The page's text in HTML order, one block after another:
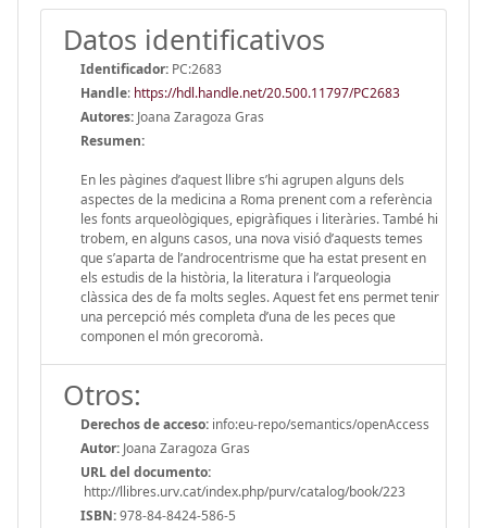
Datos identificativos
Identificador: PC:2683
Handle: https://hdl.handle.net/20.500.11797/PC2683
Autores: Joana Zaragoza Gras
Resumen:
En les pàgines d’aquest llibre s’hi agrupen alguns dels
aspectes de la medicina a Roma prenent com a referència
les fonts arqueològiques, epigràfiques i literàries. També hi
trobem, en alguns casos, una nova visió d’aquests temes
que s’aparta de l’androcentrisme que ha estat present en
els estudis de la història, la literatura i l’arqueologia
clàssica des de fa molts segles. Aquest fet ens permet tenir
una percepció més completa d’una de les peces que
componen el món grecoromà.
Otros:
Derechos de acceso: info:eu-repo/semantics/openAccess
Autor: Joana Zaragoza Gras
URL del documento:
http://llibres.urv.cat/index.php/purv/catalog/book/223
ISBN:978-84-8424-586-5